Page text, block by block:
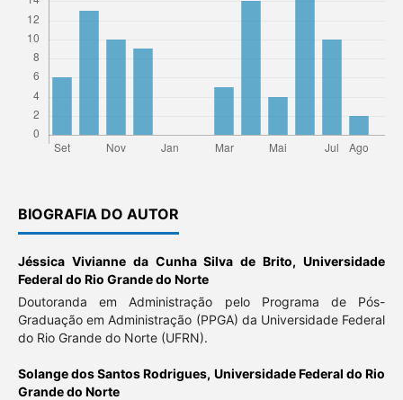
BIOGRAFIA DO AUTOR
Jéssica Vivianne da Cunha Silva de Brito,Universidade
Federal do Rio Grande do Norte
Doutoranda em Administração pelo Programa de Pós-
Graduação em Administração (PPGA) da Universidade Federal
do Rio Grande do Norte (UFRN).
Solange dos Santos Rodrigues, Universidade Federal do Rio
Grande do Norte